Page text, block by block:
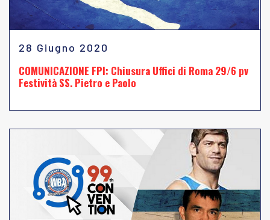
28 Giugno 2020
COMUNICAZIONE FPI: Chiusura Uffici di Roma 29/6 pv
Festività SS. Pietro e Paolo